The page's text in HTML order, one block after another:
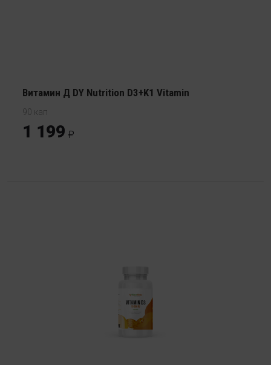
Витамин Д DY Nutrition D3+K1 Vitamin
90 кап
1 199